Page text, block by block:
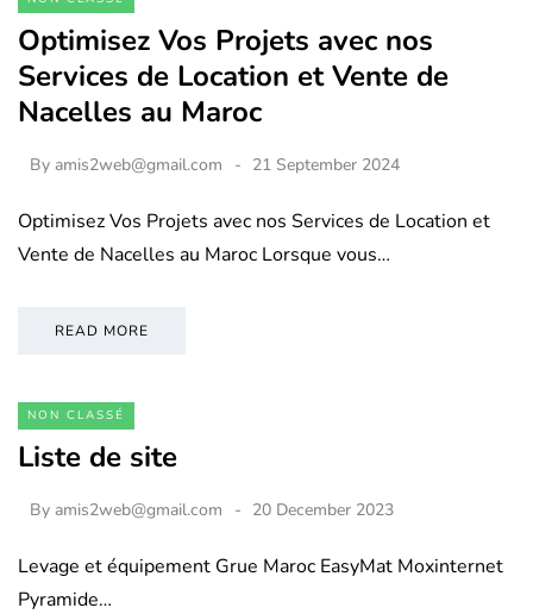
Optimisez Vos Projets avec nos
Services de Location et Vente de
Nacelles au Maroc
By amis2web@gmail.com 21 September 2024
Optimisez Vos Projets avec nos Services de Location et
Vente de Nacelles au Maroc Lorsque vous…
READ MORE
NON CLASSÉ
Liste de site
By amis2web@gmail.com 20 December 2023
Levage et équipement Grue Maroc EasyMat Moxinternet
Pyramide…